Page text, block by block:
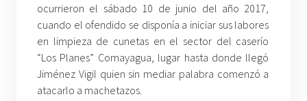
ocurrieron el sábado 10 de junio del año 2017,
cuando el ofendido se disponía a iniciar sus labores
en limpieza de cunetas en el sector del caserío
“Los Planes” Comayagua, lugar hasta donde llegó
Jiménez Vigil quien sin mediar palabra comenzó a
atacarlo a machetazos.